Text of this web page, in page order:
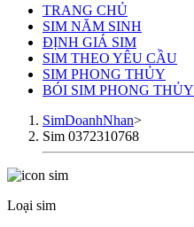
TRANG CHỦ
SIM NĂM SINH
ĐỊNH GIÁ SIM
SIM THEO YÊU CẦU
SIM PHONG THỦY
BÓI SIM PHONG THỦY
SimDoanhNhan>
Sim 0372310768
Loại sim